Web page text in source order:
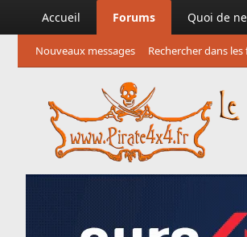
Accueil Forums Quoi de
Nouveaux messages Rechercher dans